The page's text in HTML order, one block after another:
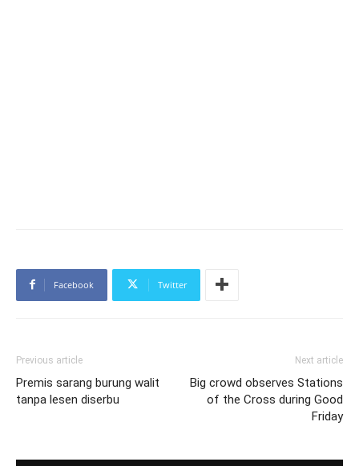
Facebook Twitter
Previous article
Premis sarang burung walit
tanpa lesen diserbu
Next article
Big crowd observes Stations
of the Cross during Good
Friday